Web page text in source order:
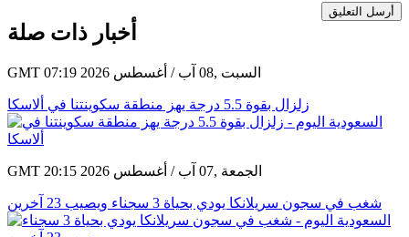
أرسل التعليق
أخبار ذات صلة
GMT 07:19 2026 السبت ,08 آب / أغسطس
زلزال بقوة 5.5 درجة يهز منطقة سكوينتنا في ألاسكا
GMT 20:15 2026 الجمعة ,07 آب / أغسطس
شغب في سجون سريلانكا يودي بحياة 3 سجناء ويصيب 23 آخرين